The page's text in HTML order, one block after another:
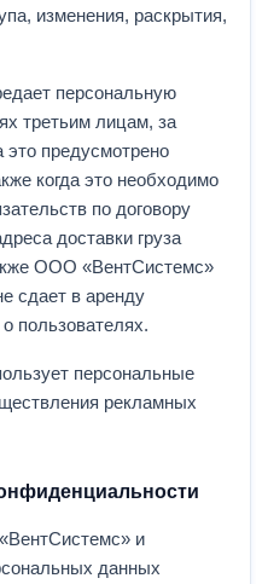
изменения, раскрытия,
персональную
третьим лицам, за
это предусмотрено
когда это необходимо
по договору
доставки груза
ООО «ВентСистемс»
сдает в аренду
пользователях.
персональные
рекламных
и
данных